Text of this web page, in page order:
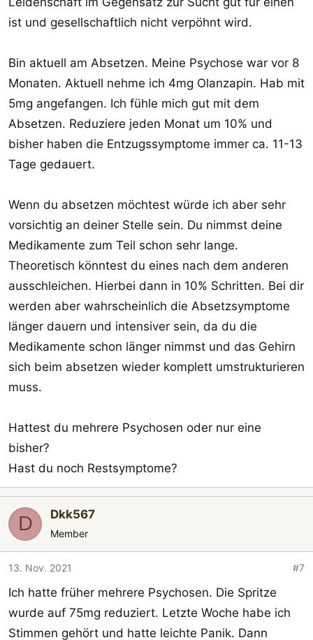
ist und gesellschaftlich nicht verpöhnt wird.
Bin aktuell am Absetzen. Meine Psychose war vor 8
Monaten. Aktuell nehme ich 4mg Olanzapin. Hab mit
5mg angefangen. Ich fühle mich gut mit dem
Absetzen. Reduziere jeden Monat um 10% und
bisher haben die Entzugssymptome immer ca. 11-13
Tage gedauert.
Wenn du absetzen möchtest würde ich aber sehr
vorsichtig an deiner Stelle sein. Du nimmst deine
Medikamente zum Teil schon sehr lange.
Theoretisch könntest du eines nach dem anderen
ausschleichen. Hierbei dann in 10% Schritten. Bei dir
werden aber wahrscheinlich die Absetzsymptome
länger dauern und intensiver sein, da du die
Medikamente schon länger nimmst und das Gehirn
sich beim absetzen wieder komplett umstrukturieren
muss.
Hattest du mehrere Psychosen oder nur eine
bisher?
Hast du noch Restsymptome?
D Dkk567
Member
13. Nov. 2021 #7
Ich hatte früher mehrere Psychosen. Die Spritze
wurde auf 75mg reduziert. Letzte Woche habe ich
Stimmen gehört und hatte leichte Panik. Dann